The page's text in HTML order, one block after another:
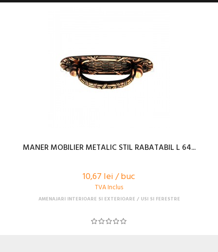
MANER MOBILIER METALIC STIL RABATABIL L 64...
10,67 lei / buc
TVA Inclus
AMENAJARI INTERIOARE SI EXTERIOARE USI SI FERESTRE